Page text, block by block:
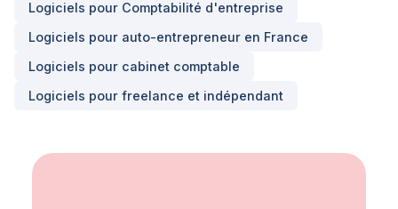
Logiciels pour Comptabilité d'entreprise
Logiciels pour auto-entrepreneur en France
Logiciels pour cabinet comptable
Logiciels pour freelance et indépendant